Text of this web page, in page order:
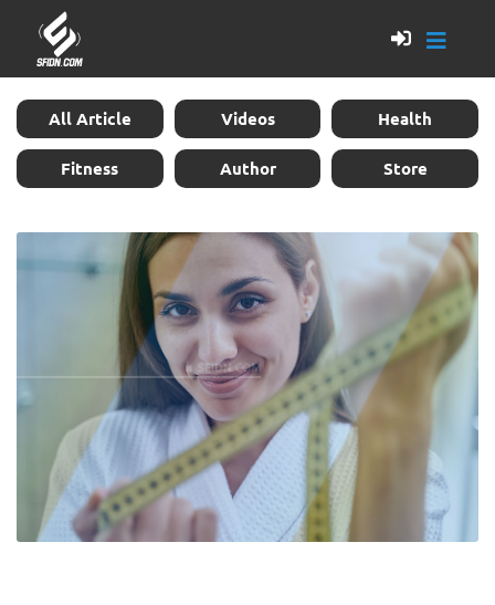
All Article Videos Health
Fitness Author Store